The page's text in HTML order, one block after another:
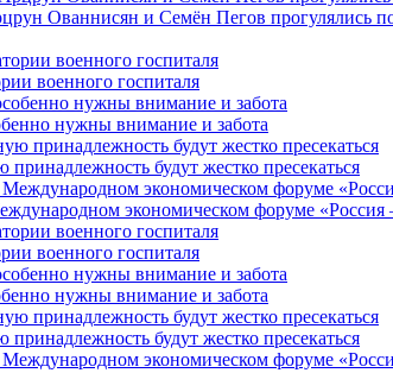
Ованнисян и Семён Пегов прогулялись
военного госпиталя
нужны внимание и забота
будут жестко пресекаться
экономическом форуме
военного госпиталя
нужны внимание и забота
будут жестко пресекаться